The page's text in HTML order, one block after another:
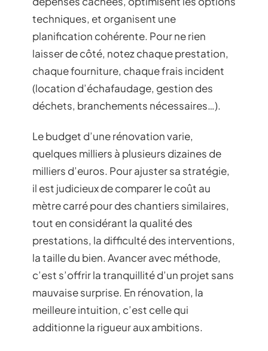
techniques, et organisent une
planification cohérente. Pour ne rien
laisser de côté, notez chaque prestation,
chaque fourniture, chaque frais incident
(location d’échafaudage, gestion des
déchets, branchements nécessaires…).
Le budget d’une rénovation varie,
quelques milliers à plusieurs dizaines de
milliers d’euros. Pour ajuster sa stratégie,
il est judicieux de comparer le coût au
mètre carré pour des chantiers similaires,
tout en considérant la qualité des
prestations, la difficulté des interventions,
la taille du bien. Avancer avec méthode,
c’est s’offrir la tranquillité d’un projet sans
mauvaise surprise. En rénovation, la
meilleure intuition, c’est celle qui
additionne la rigueur aux ambitions.